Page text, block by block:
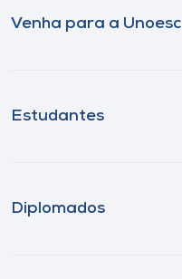
Venha para a Unoesc
Estudantes
Diplomados